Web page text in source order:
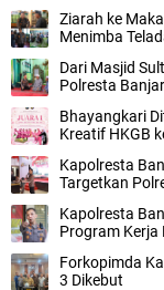
Ziarah ke
Menimba
Dari Masjid
Polresta
Bhayangkari
Kreatif HKGB
Kapolresta
Targetkan
Kapolresta
Program Kerja
Forkopimda
3 Dikebut